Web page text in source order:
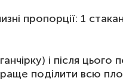
пропорції: 1
і після цього
поділити всю